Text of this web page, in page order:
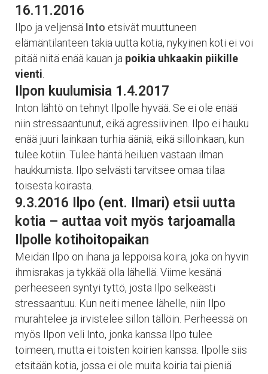
16.11.2016
Ilpo ja veljensä Into etsivät muuttuneen
elämäntilanteen takia uutta kotia, nykyinen koti ei voi
pitää niitä enää kauan ja poikia uhkaakin piikille
vienti
Ilpon kuulumisia 1.4.2017
Inton lähtö on tehnyt Ilpolle hyvää. Se ei ole enää
niin stressaantunut, eikä agressiivinen. Ilpo ei hauku
enää juuri lainkaan turhia ääniä, eikä silloinkaan, kun
tulee kotiin. Tulee häntä heiluen vastaan ilman
haukkumista. Ilpo selvästi tarvitsee omaa tilaa
toisesta koirasta.
9.3.2016 Ilpo (ent. Ilmari) etsii uutta
kotia – auttaa voit myös tarjoamalla
Ilpolle kotihoitopaikan
Meidän Ilpo on ihana ja leppoisa koira, joka on hyvin
ihmisrakas ja tykkää olla lähellä. Viime kesänä
perheeseen syntyi tyttö, josta Ilpo selkeästi
stressaantuu. Kun neiti menee lähelle, niin Ilpo
murahtelee ja irvistelee sillon tällöin. Perheessä on
myös Ilpon veli Into, jonka kanssa Ilpo tulee
toimeen, mutta ei toisten koirien kanssa. Ilpolle siis
etsitään kotia, jossa ei ole muita koiria tai pieniä